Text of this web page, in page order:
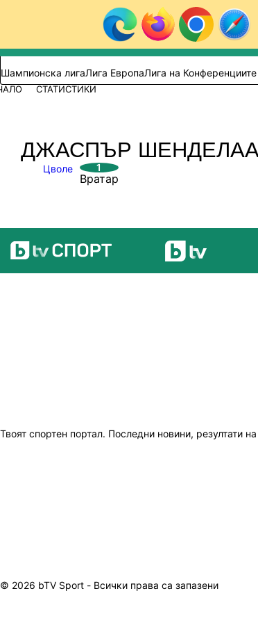
Към съдържанието
Търси в сайта
ВИДЕО
Шампионска лигаЛига ЕвропаЛига на Конференциите
СТАТИСТИКИ
ДЖАСПЪР
Цволе 1
Вратар
Твоят спортен портал. Последни новини, резултати
© 2026 bTV Sport - Всички права са запазени